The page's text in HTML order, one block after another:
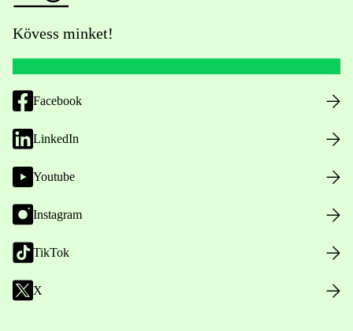
Kövess minket!
Facebook
LinkedIn
Youtube
Instagram
TikTok
X